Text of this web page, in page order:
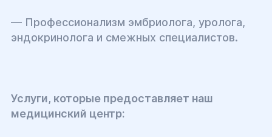
— Профессионализм эмбриолога, уролога,
эндокринолога и смежных специалистов.
Услуги, которые предоставляет наш
медицинский центр: